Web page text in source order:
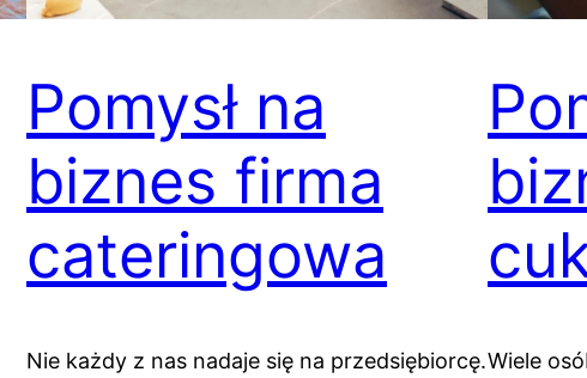
Pomysł na
biznes firma
cateringowa
Nie każdy z nas nadaje się na przedsiębiorcę.Wiele